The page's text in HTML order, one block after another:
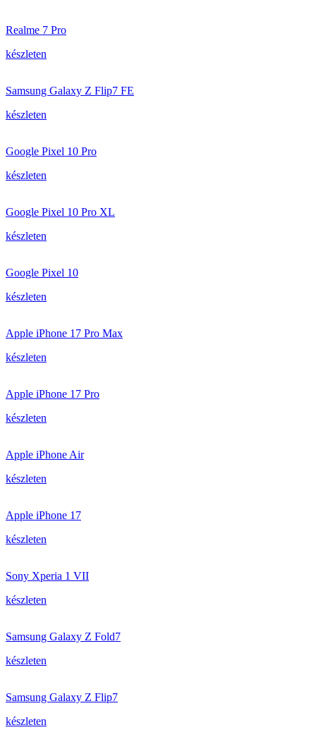
Realme 7 Pro
készleten
Samsung Galaxy Z Flip7 FE
készleten
Google Pixel 10 Pro
készleten
Google Pixel 10 Pro XL
készleten
Google Pixel 10
készleten
Apple iPhone 17 Pro Max
készleten
Apple iPhone 17 Pro
készleten
Apple iPhone Air
készleten
Apple iPhone 17
készleten
Sony Xperia 1 VII
készleten
Samsung Galaxy Z Fold7
készleten
Samsung Galaxy Z Flip7
készleten